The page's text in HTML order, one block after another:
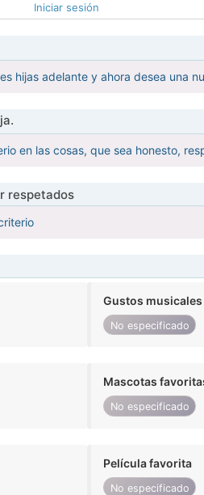
Iniciar sesión
hijas adelante y ahora desea una
en las cosas, que sea honesto,
respetados
Gustos musicales
No especificado
Mascotas
No especificado
Película favorita
No especificado